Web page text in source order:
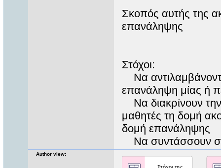
Σκοπός αυτής της
επανάληψης
Στόχοι:
Να
επανάληψη μίας ή
Να διακρίνουν
μαθητές τη δομή
δομή επανάληψης
Να συντάσσουν
Author view: